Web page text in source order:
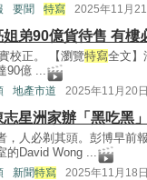
要聞 特寫 2025年11月21
姐弟90億貨待售 有樓
校正。 【瀏覽特寫全文】
90億 ...
地產市道 2025年11月20日
志星洲家辦「黑吃黑
，人必剃其頭。彭博早前
的David Wong ...
新聞特寫 2025年11月18日